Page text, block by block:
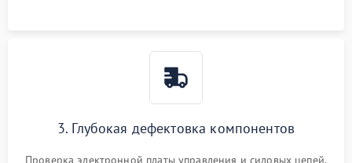
3. Глубокая дефектовка компонентов
Проверка электронной платы управления и силовых цепей.